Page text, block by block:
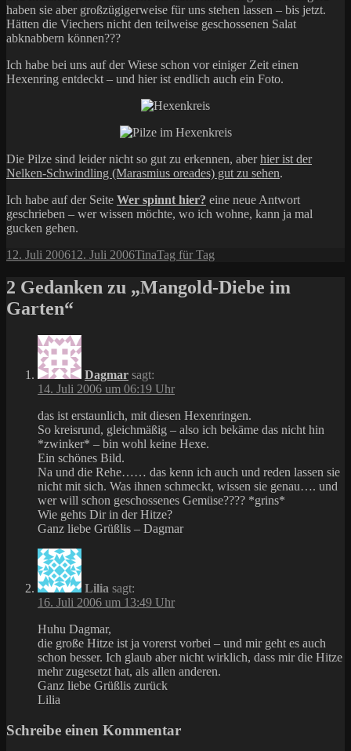
haben sie aber großzügigerweise für uns stehen lassen – bis jetzt.
Hätten die Viechers nicht den teilweise geschossenen Salat
abknabbern können???
Ich habe bei uns auf der Wiese schon vor einiger Zeit einen
Hexenring entdeckt – und hier ist endlich auch ein Foto.
Die Pilze sind leider nicht so gut zu erkennen, aberhier ist der
Nelken-Schwindling (Marasmius oreades) gut zu sehen.
Ich habe auf der Seite Wer spinnt hier? eine neue Antwort
geschrieben – wer wissen möchte, wo ich wohne, kann ja mal
gucken gehen.
Veröffentlicht
12. Juli 200612. Juli 2006Autor
TinaKategorien
Tag für Tag
2 Gedanken zu „Mangold-Diebe im
Garten“
Dagmar sagt:
14. Juli 2006 um 06:19 Uhr
das ist erstaunlich, mit diesen Hexenringen.
So kreisrund, gleichmäßig – also ich bekäme das nicht hin
*zwinker* – bin wohl keine Hexe.
Ein schönes Bild.
Na und die Rehe…… das kenn ich auch und reden lassen sie
nicht mit sich. Was ihnen schmeckt, wissen sie genau…. und
wer will schon geschossenes Gemüse???? *grins*
Wie gehts Dir in der Hitze?
Ganz liebe Grüßlis – Dagmar
Lilia sagt:
16. Juli 2006 um 13:49 Uhr
Huhu Dagmar,
die große Hitze ist ja vorerst vorbei – und mir geht es auch
schon besser. Ich glaub aber nicht wirklich, dass mir die Hitze
mehr zugesetzt hat, als allen anderen.
Ganz liebe Grüßlis zurück
Lilia
Schreibe einen Kommentar